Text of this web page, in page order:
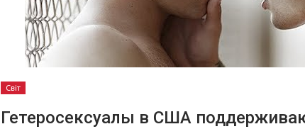
Світ
Гетеросексуалы в США